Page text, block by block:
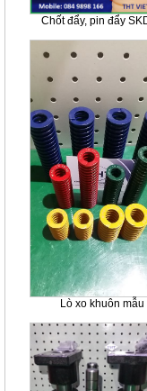
Chốt đẩy, pin đẩy
Lò xo khuôn mẫu